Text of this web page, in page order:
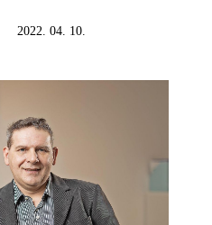
2022. 04. 10.